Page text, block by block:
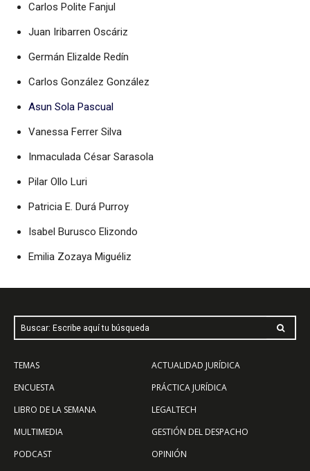
Carlos Polite Fanjul
Juan Iribarren Oscáriz
Germán Elizalde Redín
Carlos González González
Asun Sola Pascual
Vanessa Ferrer Silva
Inmaculada César Sarasola
Pilar Ollo Luri
Patricia E. Durá Purroy
Isabel Burusco Elizondo
Emilia Zozaya Miguéliz
Buscar: Escribe aquí tu búsqueda
TEMAS
ENCUESTA
LIBRO DE LA SEMANA
MULTIMEDIA
PODCAST
ACTUALIDAD JURÍDICA
PRÁCTICA JURÍDICA
LEGALTECH
GESTIÓN DEL DESPACHO
OPINIÓN